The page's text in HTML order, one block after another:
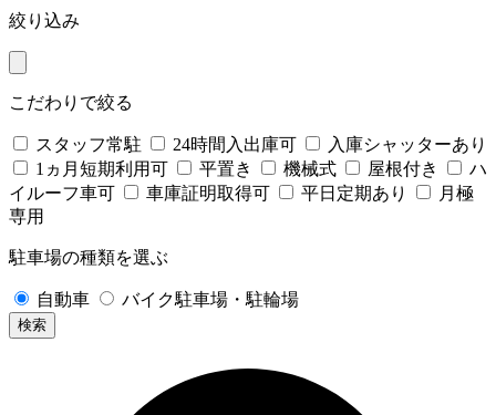
絞り込み
こだわりで絞る
スタッフ常駐 24時間入出庫可
入庫シャッターあり
1ヵ月短期利用可
平置き 機械式 屋根付き
ハ
イルーフ車可
車庫証明取得可 平日定期あり
月極
専用
駐車場の種類を選ぶ
自動車 バイク駐車場・駐輪場
検索